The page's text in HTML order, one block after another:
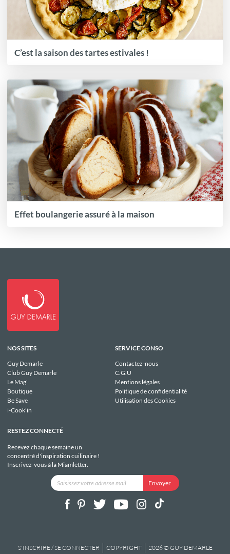
C’est la saison des tartes estivales !
Effet boulangerie assuré à la maison
NOS SITES
Guy Demarle
Club Guy Demarle
Le Mag'
Boutique
Be Save
i-Cook'in
SERVICE CONSO
Contactez-nous
C.G.U
Mentions légales
Politique de confidentialité
Utilisation des Cookies
RESTEZ CONNECTÉ
Recevez chaque semaine un
concentré d'inspiration cuilinaire !
Inscrivez-vous à la Miamletter.
S'INSCRIRE / SE CONNECTER COPYRIGHT 2026 © GUY DEMARLE